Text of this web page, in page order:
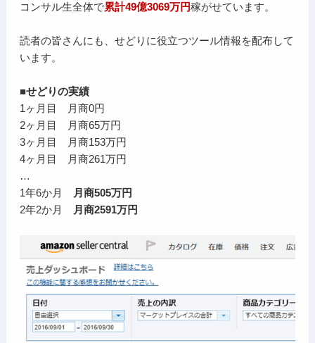
コンサル生全体で累計49億3069万円稼がせています。
読者の皆さんにも、せどりに役立つツール情報を配布して
います。
■せどりの実績
1ヶ月目 月商0円
2ヶ月目 月商65万円
3ヶ月目 月商153万円
4ヶ月目 月商261万円
…
1年6か月
月商505万円
2年2か月
月商2591万円